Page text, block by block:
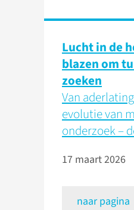
Lucht in de
blazen om
zoeken
Van
evolutie van
onderzoek –
17 maart 2026
naar pagina